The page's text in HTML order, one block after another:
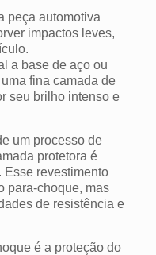
peça automotiva
impactos leves,
a base de aço ou
fina camada de
seu brilho intenso e
um processo de
protetora é
Esse revestimento
para-choque, mas
de resistência e
é a proteção do